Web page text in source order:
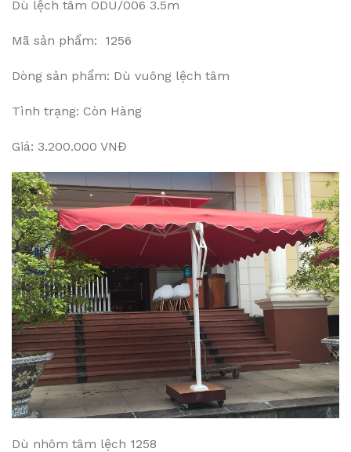
Dù lệch tâm ODU/006 3.5m
Mã sản phẩm: 1256
Dòng sản phẩm: Dù vuông lệch tâm
Tình trạng: Còn Hàng
Giá: 3.200.000 VNĐ
Dù nhôm tâm lệch 1258